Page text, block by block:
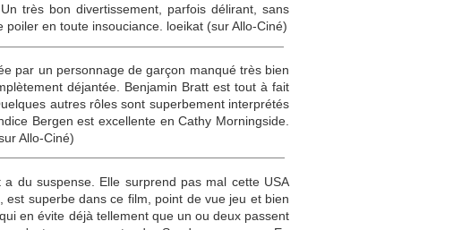
très bon divertissement, parfois délirant, sans
en toute insouciance. loeikat (sur Allo-Ciné)
par un personnage de garçon manqué très bien
déjantée. Benjamin Bratt est tout à fait
autres rôles sont superbement interprétés
Bergen est excellente en Cathy Morningside.
Allo-Ciné)
du suspense. Elle surprend pas mal cette USA
superbe dans ce film, point de vue jeu et bien
en évite déjà tellement que un ou deux passent